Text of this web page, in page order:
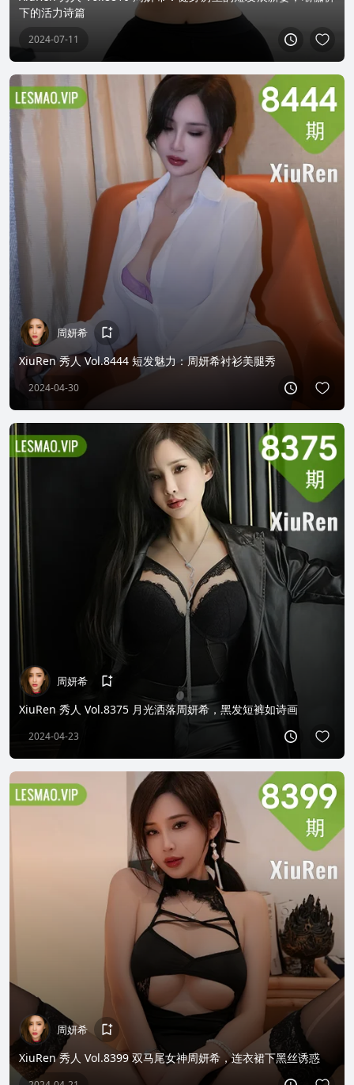
下的活力诗篇
2024-07-11
周妍希
XiuRen 秀人 Vol.8444 短发魅力：周妍希衬衫美腿秀
2024-04-30
周妍希
XiuRen 秀人 Vol.8375 月光洒落周妍希，黑发短裤如诗画
2024-04-23
周妍希
XiuRen 秀人 Vol.8399 双马尾女神周妍希，连衣裙下黑丝诱惑